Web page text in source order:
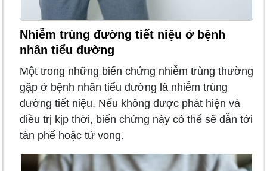
Nhiễm trùng đường tiết niệu ở bệnh
nhân tiểu đường
Một trong những biến chứng nhiễm trùng thường
gặp ở bệnh nhân tiểu đường là nhiễm trùng
đường tiết niệu. Nếu không được phát hiện và
điều trị kịp thời, biến chứng này có thể sẽ dẫn tới
tàn phế hoặc tử vong.